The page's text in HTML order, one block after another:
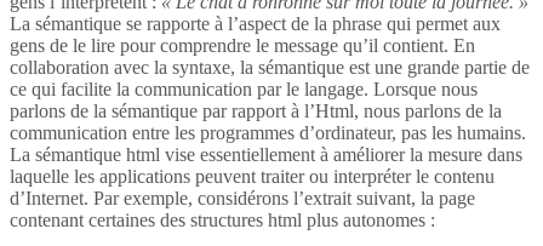
La sémantique se rapporte à l’aspect de la phrase qui permet aux
gens de le lire pour comprendre le message qu’il contient. En
collaboration avec la syntaxe, la sémantique est une grande partie de
ce qui facilite la communication par le langage. Lorsque nous
parlons de la sémantique par rapport à l’Html, nous parlons de la
communication entre les programmes d’ordinateur, pas les humains.
La sémantique html vise essentiellement à améliorer la mesure dans
laquelle les applications peuvent traiter ou interpréter le contenu
d’Internet. Par exemple, considérons l’extrait suivant, la page
contenant certaines des structures html plus autonomes :